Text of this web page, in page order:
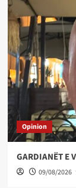
Opinion
GARDIANËT E
09/08/2026